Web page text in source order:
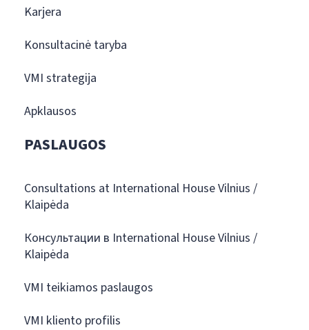
Karjera
Konsultacinė taryba
VMI strategija
Apklausos
PASLAUGOS
Consultations at International House Vilnius /
Klaipėda
Консультации в International House Vilnius /
Klaipėda
VMI teikiamos paslaugos
VMI kliento profilis